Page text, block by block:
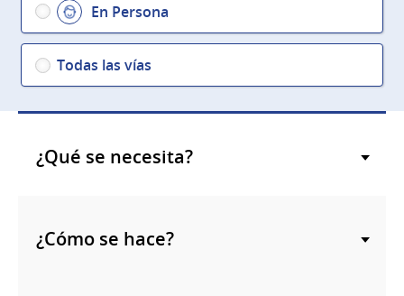
En Persona
Todas las vías
¿Qué se necesita?
¿Cómo se hace?